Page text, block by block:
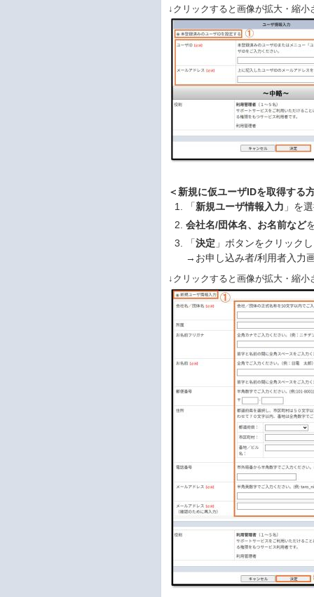
↓クリックすると画像が拡大・縮小
＜新規に仮ユーザIDを取得する
「新規ユーザ情報入力 」を
会社名/団体名、お名前など
「決定 」ボタンをクリック
→お申し込み者/利用者入力
↓クリックすると画像が拡大・縮小